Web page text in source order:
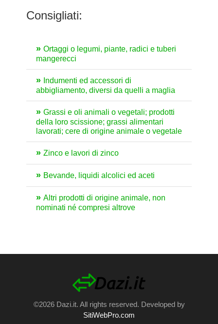
Consigliati:
Ortaggi o legumi, piante, radici e tuberi
mangerecci
Indumenti ed accessori di
abbigliamento, diversi da quelli a maglia
Grassi e oli animali o vegetali; prodotti
della loro scissione; grassi alimentari
lavorati; cere di origine animale o vegetale
Zinco e lavori di zinco
Bevande, liquidi alcolici ed aceti
Altri prodotti di origine animale, non
nominati né compresi altrove
©2026 Dazi.it. All rights reserved. Developed by
SitiWebPro.com